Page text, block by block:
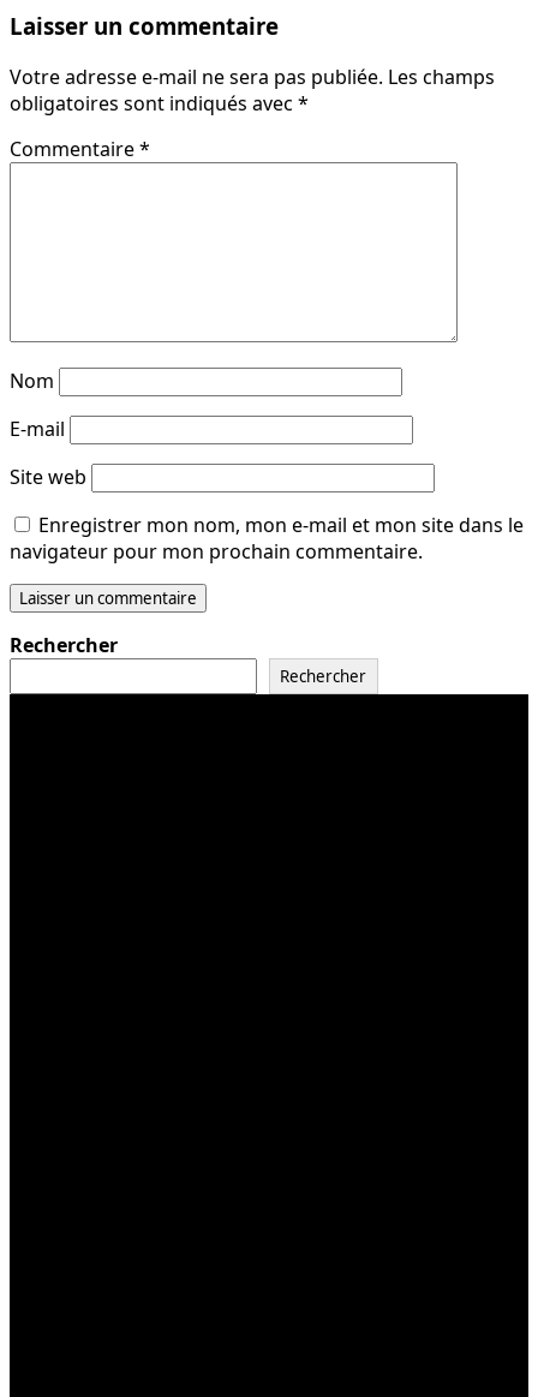
Laisser un commentaire
Votre adresse e-mail ne sera pas publiée. Les champs
obligatoires sont indiqués avec *
Commentaire*
Nom
E-mail
Site web
Enregistrer mon nom, mon e-mail et mon site dans le
navigateur pour mon prochain commentaire.
Rechercher
Rechercher